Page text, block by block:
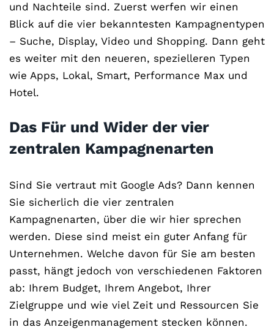
und Nachteile sind. Zuerst werfen wir einen
Blick auf die vier bekanntesten Kampagnentypen
– Suche, Display, Video und Shopping. Dann geht
es weiter mit den neueren, spezielleren Typen
wie Apps, Lokal, Smart, Performance Max und
Hotel.
Das Für und Wider der vier
zentralen Kampagnenarten
Sind Sie vertraut mit Google Ads? Dann kennen
Sie sicherlich die vier zentralen
Kampagnenarten, über die wir hier sprechen
werden. Diese sind meist ein guter Anfang für
Unternehmen. Welche davon für Sie am besten
passt, hängt jedoch von verschiedenen Faktoren
ab: Ihrem Budget, Ihrem Angebot, Ihrer
Zielgruppe und wie viel Zeit und Ressourcen Sie
in das Anzeigenmanagement stecken können.